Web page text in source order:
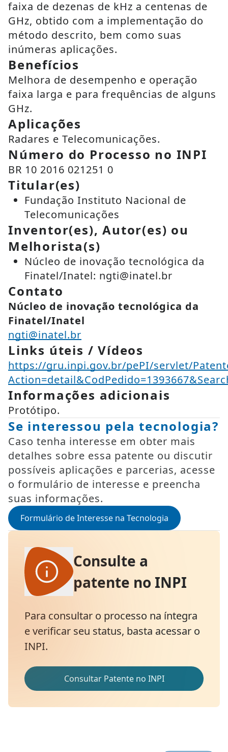
faixa de dezenas de kHz a centenas de
GHz, obtido com a implementação do
método descrito, bem como suas
inúmeras aplicações.
Benefícios
Melhora de desempenho e operação
faixa larga e para frequências de alguns
GHz.
Aplicações
Radares e Telecomunicações.
Número do Processo no INPI
BR 10 2016 021251 0
Titular(es)
Fundação Instituto Nacional de
Telecomunicações
Inventor(es), Autor(es) ou
Melhorista(s)
Núcleo de inovação tecnológica da
Finatel/Inatel: ngti@inatel.br
Contato
Núcleo de inovação tecnológica da
Finatel/Inatel
ngti@inatel.br
Links úteis / Vídeos
https://gru.inpi.gov.br/pePI/servlet/
Informações adicionais
Protótipo.
Se interessou pela tecnologia?
Caso tenha interesse em obter mais
detalhes sobre essa patente ou discutir
possíveis aplicações e parcerias, acesse
o formulário de interesse e preencha
suas informações.
Formulário de Interesse na Tecnologia
Consulte a
patente no INPI
Para consultar o processo na íntegra
e verificar seu status, basta acessar o
INPI.
Consultar Patente no INPI